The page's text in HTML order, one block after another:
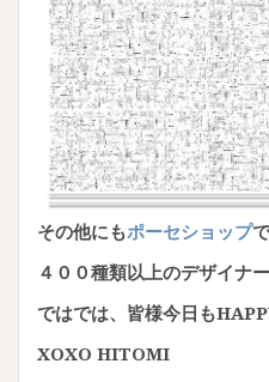
その他にもポーセショップ
４００種類以上のデザイナ
ではでは、皆様今日も
XOXO HITOMI